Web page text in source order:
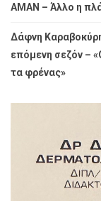
ΑΜΑΝ – Άλλο η
Δάφνη
επόμενη σεζόν –
τα φρένας»